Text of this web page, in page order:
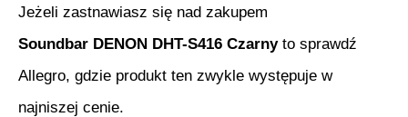
Jeżeli zastnawiasz się nad zakupem
Soundbar DENON DHT-S416 Czarnyto sprawdź
Allegro, gdzie produkt ten zwykle występuje w
najniszej cenie.